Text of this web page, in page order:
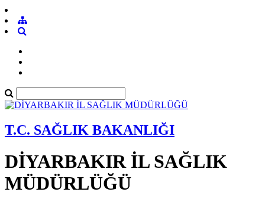
T.C. SAĞLIK BAKANLIĞI
DİYARBAKIR İL SAĞLIK
MÜDÜRLÜĞÜ